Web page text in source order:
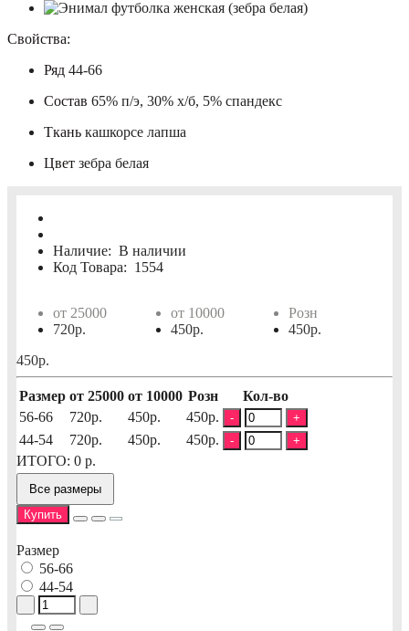
Свойства:
Ряд 44-66
Состав 65% п/э, 30% х/б, 5% спандекс
Ткань кашкорсе лапша
Цвет зебра белая
Наличие: В наличии
Код Товара: 1554
от 25000
720р.
от 10000
450р.
Розн
450р.
450р.
Размер от 25000 от 10000 Розн
Кол-во
56-66
720р. 450р. 450р. - +
44-54 720р. 450р. 450р. - +
ИТОГО: 0 р.
Все размеры
Купить
Размер
56-66
44-54